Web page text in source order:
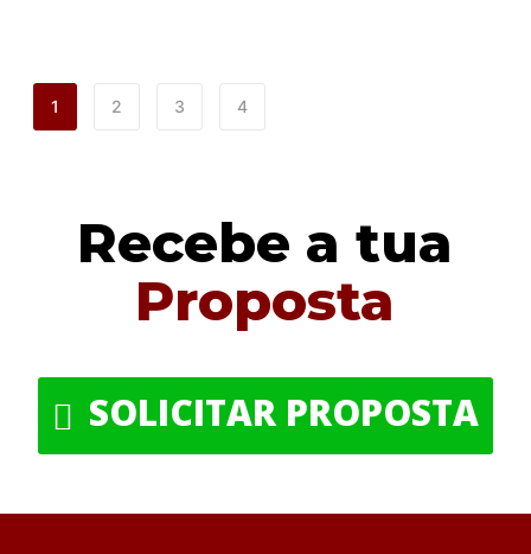
1 2 3 4
Recebe a tua
Proposta
SOLICITAR PROPOSTA